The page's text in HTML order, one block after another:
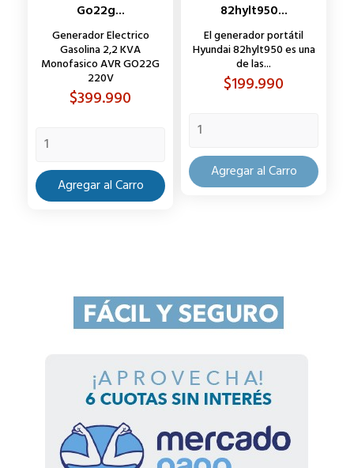
Go22g...
Generador Electrico
Gasolina 2,2 KVA
Monofasico AVR GO22G
220V
Precio
$399.990
Agregar al Carro
82hylt950...
El generador portátil
Hyundai 82hylt950 es una
de las...
Precio
$199.990
Agregar al Carro